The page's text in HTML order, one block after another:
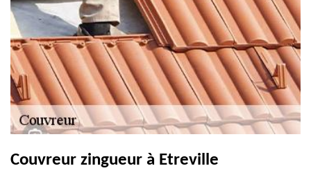
Couvreur zingueur à Etreville